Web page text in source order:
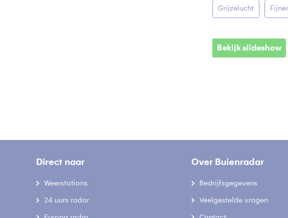
Grijzelucht
Bekijk slideshow
Direct naar
Weerstations
24 uurs radar
Over Buienradar
Bedrijfsgegevens
Veelgestelde vragen